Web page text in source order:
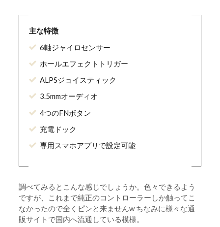
2-4-4.
専用アプリで設定ができちゃうのが便利すぎ
この記事のまとめ
主な特徴
6軸ジャイロセンサー
ホールエフェクトトリガー
ALPSジョイスティック
3.5mmオーディオ
4つのFNボタン
充電ドック
専用スマホアプリで設定可能
調べてみるとこんな感じでしょうか。色々できるよう
ですが、これまで純正のコントローラーしか触ってこ
なかったので全くピンと来ませんw ちなみに様々な通
販サイトで国内へ流通している模様。